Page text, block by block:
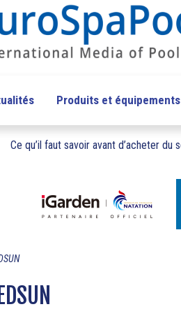
Produits et équipements
Ce qu’il faut savoir avant d’acheter du
EDSUN